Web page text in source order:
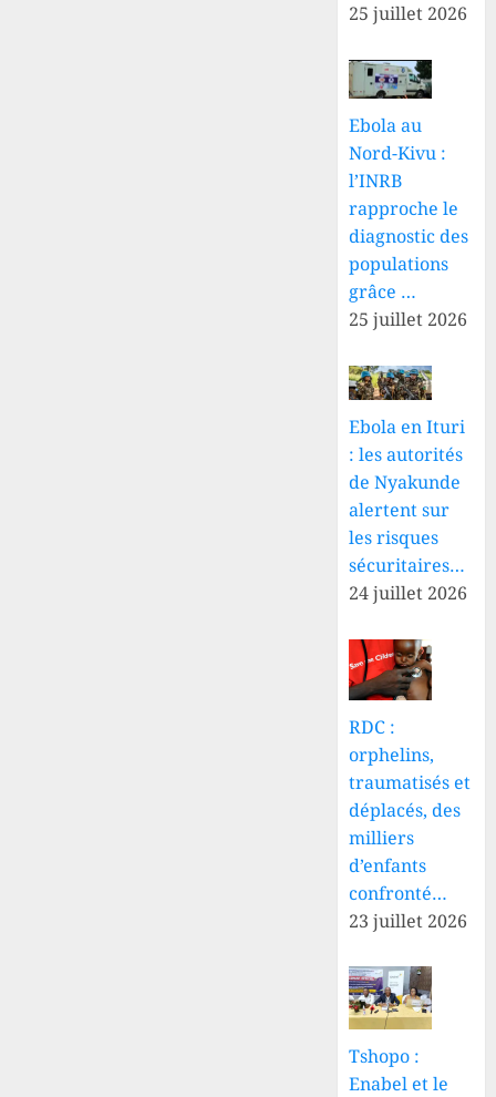
25 juillet 2026
Ebola au
Nord-Kivu :
l’INRB
rapproche le
diagnostic des
populations
grâce …
25 juillet 2026
Ebola en Ituri
: les autorités
de Nyakunde
alertent sur
les risques
sécuritaires…
24 juillet 2026
RDC :
orphelins,
traumatisés et
déplacés, des
milliers
d’enfants
confronté…
23 juillet 2026
Tshopo :
Enabel et le